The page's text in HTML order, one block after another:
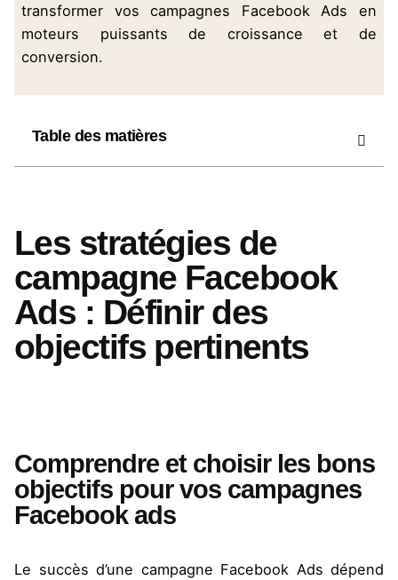
transformer vos campagnes Facebook Ads en
moteurs puissants de croissance et de
conversion.
Table des matières
Les stratégies de
campagne Facebook
Ads : Définir des
objectifs pertinents
Comprendre et choisir les bons
objectifs pour vos campagnes
Facebook ads
Le succès d’une campagne Facebook Ads dépend